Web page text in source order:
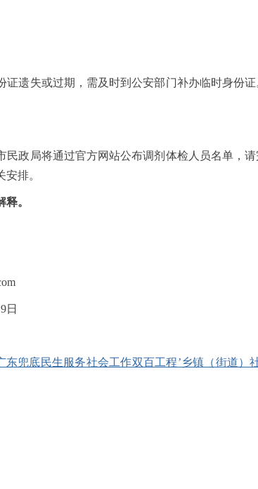
遗失或过期，需及时到公安部门补办临时身份证
政局将通过官方网站公布调剂体检人员名单，请
排。
。
日
东兜底民生服务社会工作双百工程’乡镇（街道）